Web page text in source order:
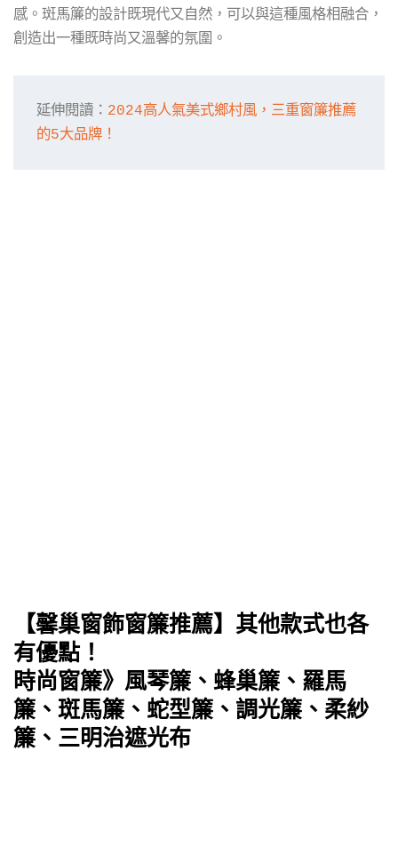
感。斑馬簾的設計既現代又自然，可以與這種風格相融合，
創造出一種既時尚又溫馨的氛圍。
延伸閱讀： 2024高人氣美式鄉村風，三重窗簾推薦
的5大品牌！
【馨巢窗飾窗簾推薦】其他款式也各
有優點！
時尚窗簾》風琴簾、蜂巢簾、羅馬
簾、斑馬簾、蛇型簾、調光簾、​​柔紗
簾、三明治遮光布